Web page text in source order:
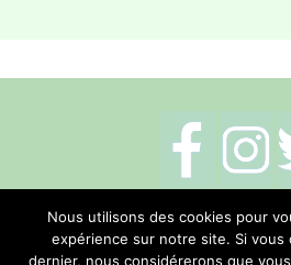
Mentions légales-
Me
Nous utilisons des cookies pour
expérience sur notre site. Si vous
dernier, nous considérerons que